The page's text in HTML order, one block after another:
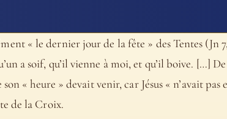
« le dernier jour de la fête » des Tentes (Jn 7,
a soif, qu’il vienne à moi, et qu’il boive. […]
« heure » devait venir, car Jésus « n’avait pas
de la Croix.